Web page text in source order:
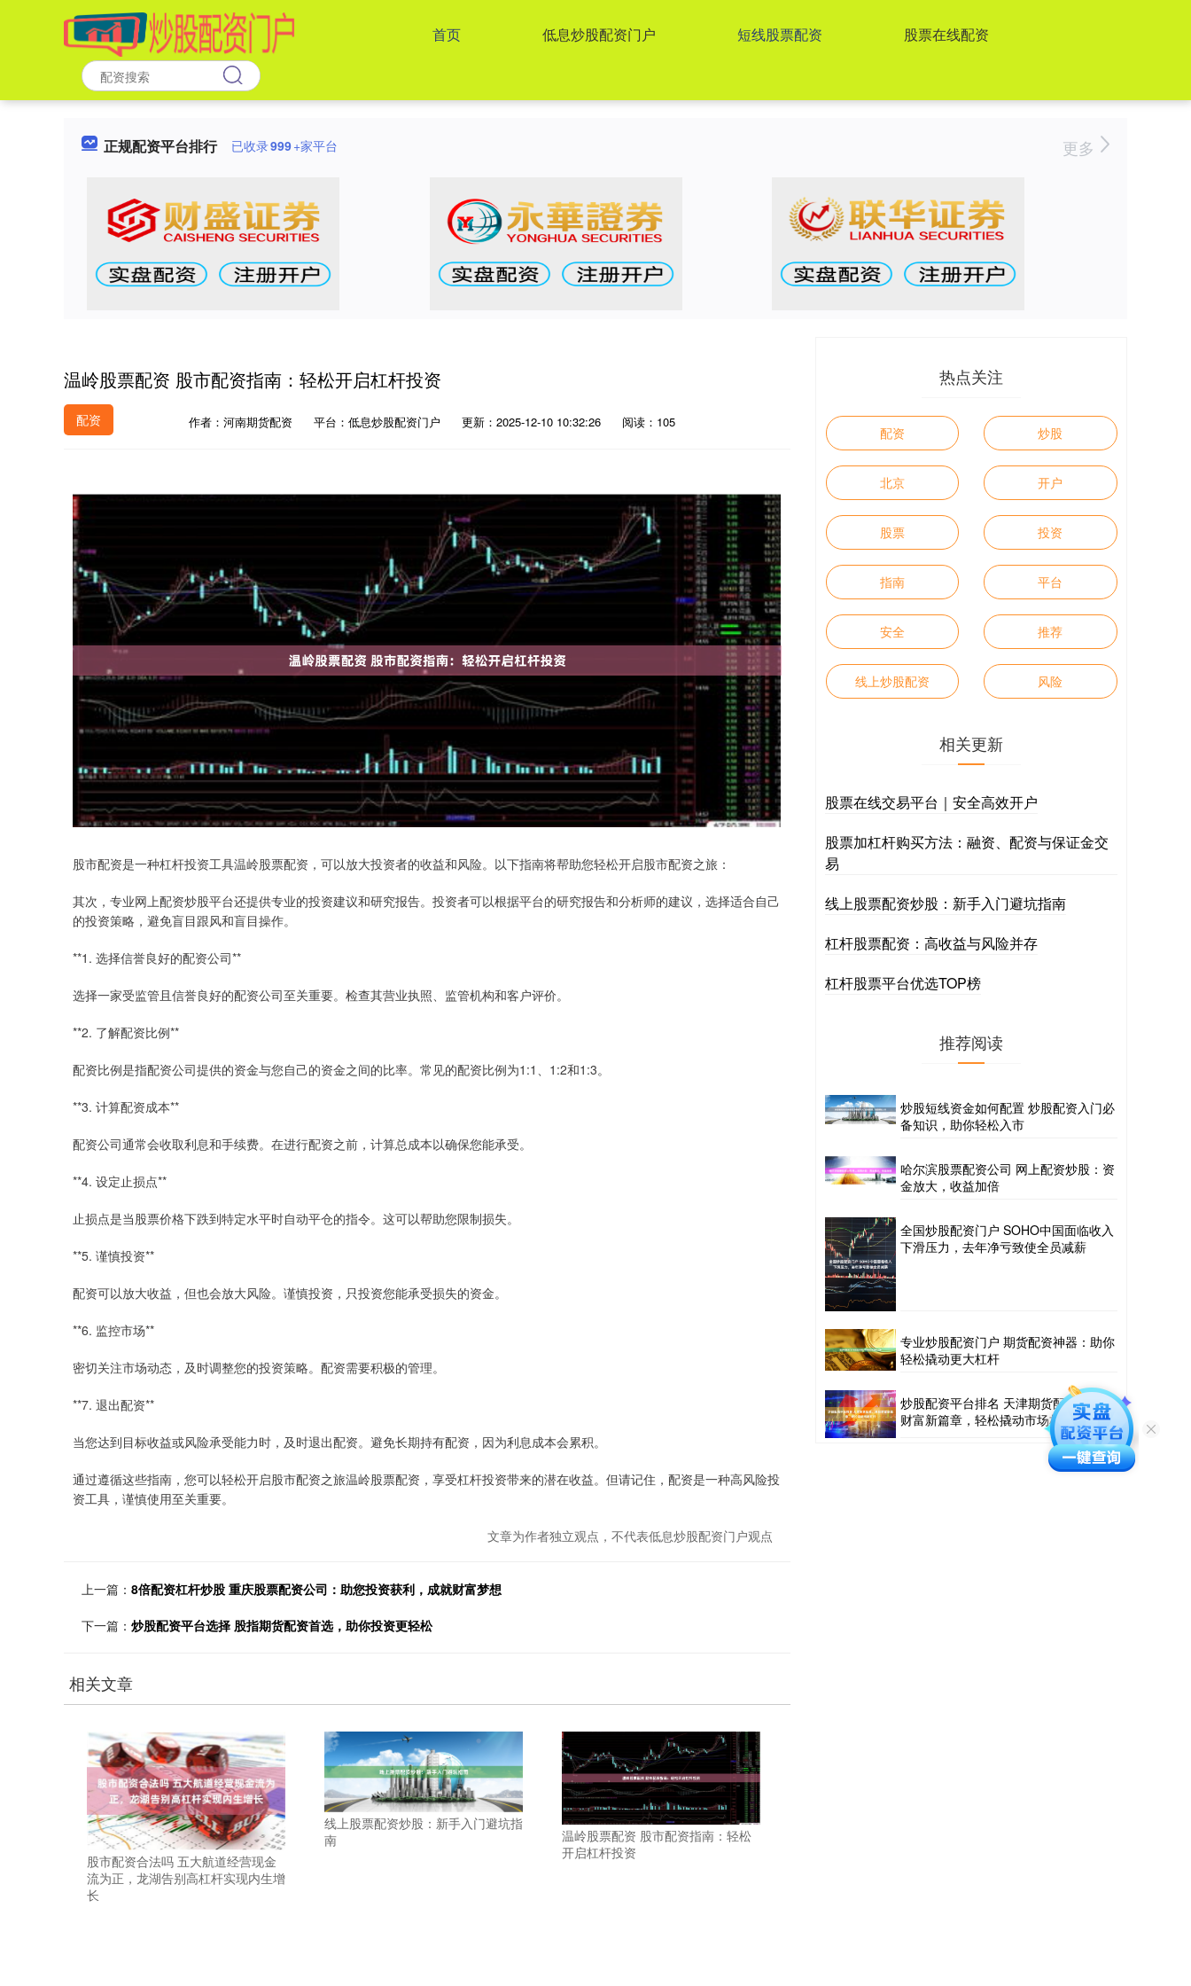
首页 低息炒股配资门户 短线股票配资 股票在线配资
正规配资平台排行 已收录999+家平台 更多
温岭股票配资 股市配资指南：轻松开启杠杆投资
配资 作者：河南期货配资 平台：低息炒股配资门户 更新：2025-12-10 10:32:26 阅读：105
股市配资是一种杠杆投资工具温岭股票配资，可以放大投资者的收益和风险。以下指南将帮助您轻松开启股市配资之旅：
其次，专业网上配资炒股平台还提供专业的投资建议和研究报告。投资者可以根据平台的研究报告和分析师的建议，选择适合自己
的投资策略，避免盲目跟风和盲目操作。
**1. 选择信誉良好的配资公司**
选择一家受监管且信誉良好的配资公司至关重要。检查其营业执照、监管机构和客户评价。
**2. 了解配资比例**
配资比例是指配资公司提供的资金与您自己的资金之间的比率。常见的配资比例为1:1、1:2和1:3。
**3. 计算配资成本**
配资公司通常会收取利息和手续费。在进行配资之前，计算总成本以确保您能承受。
**4. 设定止损点**
止损点是当股票价格下跌到特定水平时自动平仓的指令。这可以帮助您限制损失。
**5. 谨慎投资**
配资可以放大收益，但也会放大风险。谨慎投资，只投资您能承受损失的资金。
**6. 监控市场**
密切关注市场动态，及时调整您的投资策略。配资需要积极的管理。
**7. 退出配资**
当您达到目标收益或风险承受能力时，及时退出配资。避免长期持有配资，因为利息成本会累积。
通过遵循这些指南，您可以轻松开启股市配资之旅温岭股票配资，享受杠杆投资带来的潜在收益。但请记住，配资是一种高风险投
资工具，谨慎使用至关重要。
文章为作者独立观点，不代表低息炒股配资门户观点
上一篇： 8倍配资杠杆炒股 重庆股票配资公司：助您投资获利，成就财富梦想
下一篇： 炒股配资平台选择 股指期货配资首选，助你投资更轻松
相关文章
股市配资合法吗 五大航道经营现金
流为正，龙湖告别高杠杆实现内生增
长
线上股票配资炒股：新手入门避坑指
南
温岭股票配资 股市配资指南：轻松
开启杠杆投资
热点关注
配资 炒股
北京 开户
股票 投资
指南 平台
安全 推荐
线上炒股配资 风险
相关更新
股票在线交易平台｜安全高效开户
股票加杠杆购买方法：融资、配资与保证金交
易
线上股票配资炒股：新手入门避坑指南
杠杆股票配资：高收益与风险并存
杠杆股票平台优选TOP榜
推荐阅读
炒股短线资金如何配置 炒股配资入门必
备知识，助你轻松入市
哈尔滨股票配资公司 网上配资炒股：资
金放大，收益加倍
全国炒股配资门户 SOHO中国面临收入
下滑压力，去年净亏致使全员减薪
专业炒股配资门户 期货配资神器：助你
轻松撬动更大杠杆
炒股配资平台排名 天津期货配资：开启
财富新篇章，轻松撬动市场杠杆